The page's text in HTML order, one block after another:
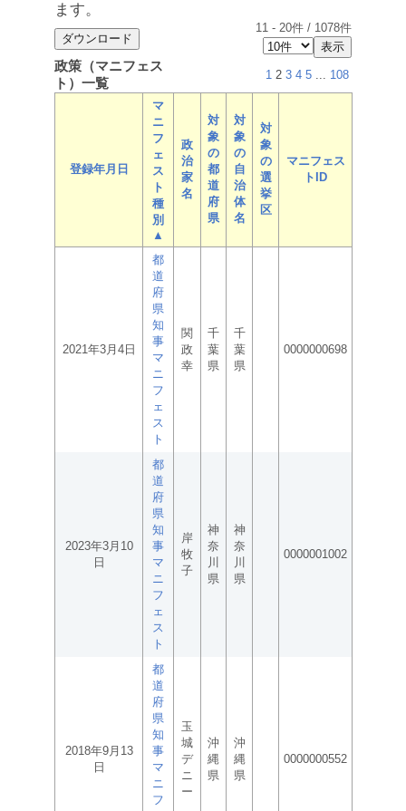
ます。
11 - 20件 / 1078件
政策（マニフェス
ト）一覧
1 2 3 4 5 ... 108
登録年月日
マ
ニ
フ
ェ
ス
ト
種
別
▲
政
治
家
名
対
象
の
都
道
府
県
対
象
の
自
治
体
名
対
象
の
選
挙
区
マニフェス
トID
2021年3月4日
都
道
府
県
知
事
マ
ニ
フ
ェ
ス
ト
関
政
幸
千
葉
県
千
葉
県
0000000698
2023年3月10
日
都
道
府
県
知
事
マ
ニ
フ
ェ
ス
ト
岸
牧
子
神
奈
川
県
神
奈
川
県
0000001002
2018年9月13
日
都
道
府
県
知
事
マ
ニ
フ
玉
城
デ
ニ
ー
沖
縄
県
沖
縄
県
0000000552